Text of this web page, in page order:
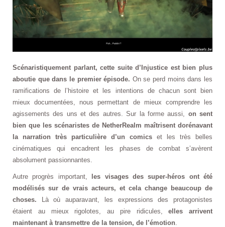
Scénaristiquement parlant, cette suite d’Injustice est bien plus
aboutie que dans le premier épisode. On se perd moins dans les
ramifications de l’histoire et les intentions de chacun sont bien
mieux documentées, nous permettant de mieux comprendre les
agissements des uns et des autres. Sur la forme aussi, on sent
bien que les scénaristes de NetherRealm maîtrisent dorénavant
la narration très particulière d’un comics et les très belles
cinématiques qui encadrent les phases de combat s’avèrent
absolument passionnantes.
Autre progrès important,
les visages des super-héros ont été
modélisés sur de vrais acteurs, et cela change beaucoup de
choses. Là où auparavant, les expressions des protagonistes
étaient au mieux rigolotes, au pire ridicules,elles arrivent
maintenant à transmettre de la tension, de l’émotion